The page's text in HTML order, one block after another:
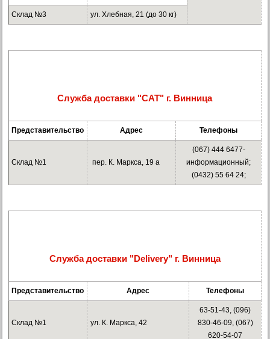
Склад №3 ул. Хлебная, 21 (до 30 кг)
Служба доставки "САТ" г. Винница
Представительство Адрес Телефоны
Склад №1 пер. К. Маркса, 19 а
(067) 444 6477-
информационный;
(0432) 55 64 24;
Служба доставки "Delivery" г. Винница
Представительство Адрес Телефоны
Склад №1 ул. К. Маркса, 42
63-51-43, (096)
830-46-09, (067)
620-54-07